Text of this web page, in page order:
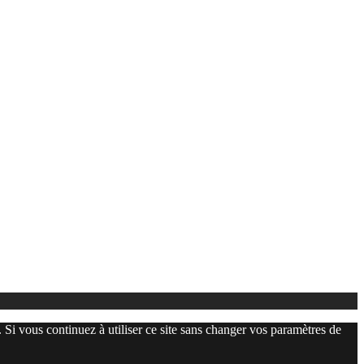
vous continuez à utiliser ce site sans changer vos paramètres de